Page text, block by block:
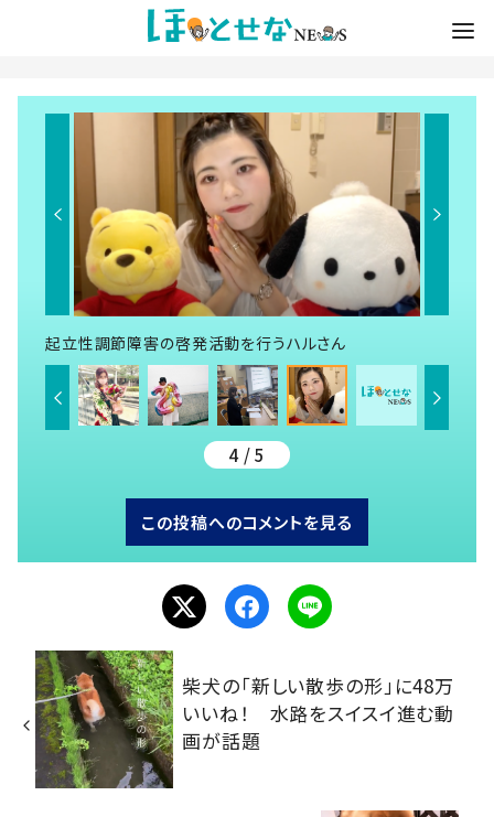
起立性調節障害の啓発活動を行うハルさん
4 / 5
この投稿へのコメントを見る
柴犬の「新しい散歩の形」に48万
いいね！ 水路をスイスイ進む動
画が話題